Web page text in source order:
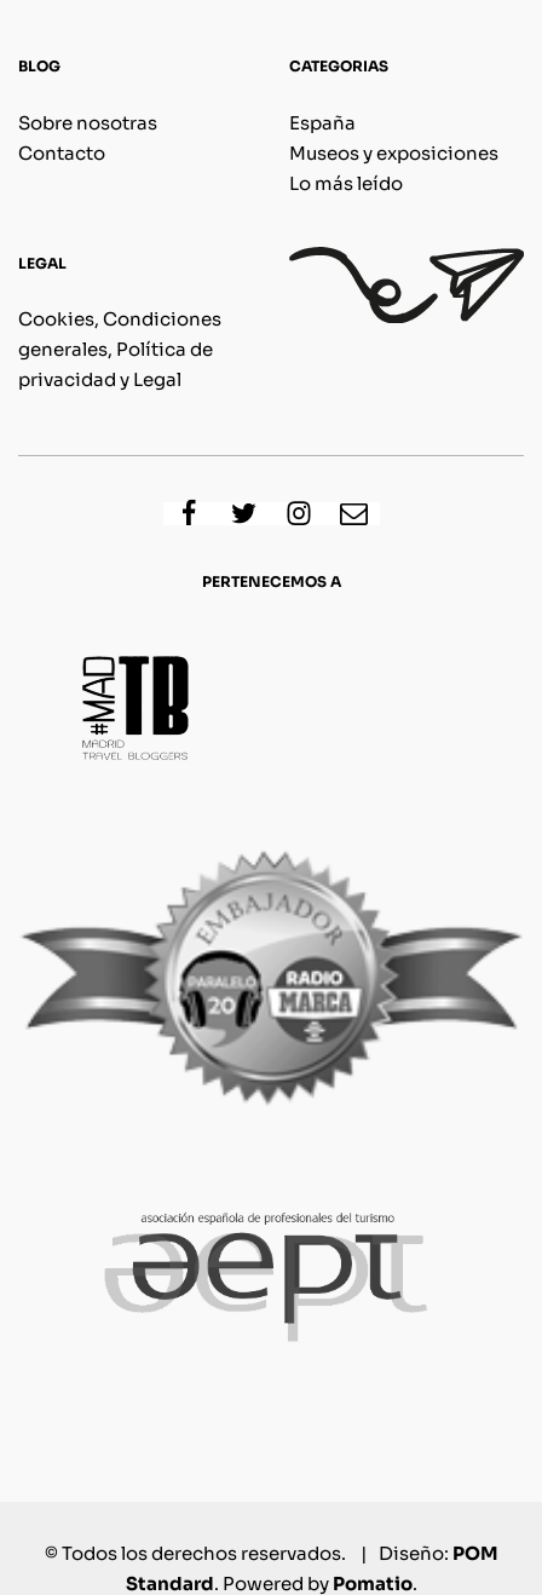
BLOG
Sobre nosotras
Contacto
CATEGORIAS
España
Museos y exposiciones
Lo más leído
LEGAL
Cookies, Condiciones
generales, Política de
privacidad y Legal
PERTENECEMOS A
© Todos los derechos reservados. | Diseño: POM
Standard. Powered by Pomatio.